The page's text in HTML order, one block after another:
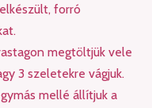
forró
megtöltjük vele
3 szeletekre vágjuk.
mellé állítjuk a